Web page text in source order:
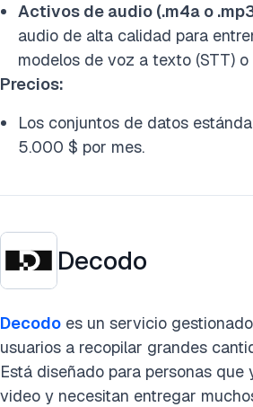
Activos de audio (.m4a o
audio de alta calidad para
modelos de voz a texto (STT)
Precios:
Los conjuntos de datos
5.000 $ por mes.
Decodo
Decodo es un servicio
usuarios a recopilar grandes
Está diseñado para personas que
video y necesitan entregar